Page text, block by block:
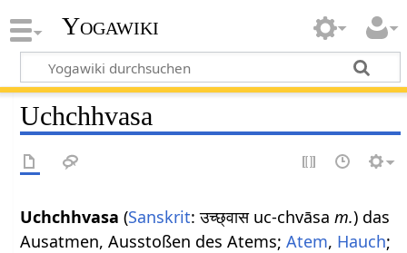
Yogawiki
Uchchhvasa
Uchchhvasa (Sanskrit: उच्छ्वास uc-chvāsam.) das
Ausatmen, Ausstoßen des Atems;Atem, Hauch;